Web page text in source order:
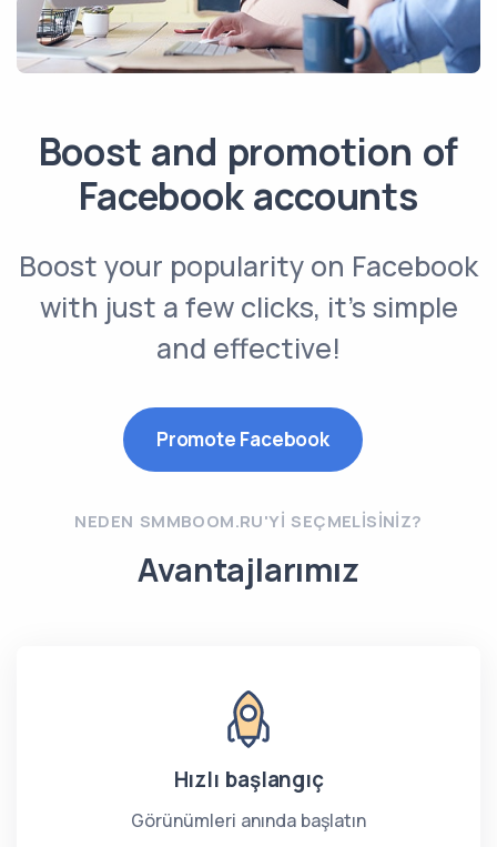
Boost and promotion of
Facebook accounts
Boost your popularity on Facebook
with just a few clicks, it’s simple
and effective!
Promote Facebook
NEDEN SMMBOOM.RU'YI SEÇMELISINIZ?
Avantajlarımız
Hızlı başlangıç
Görünümleri anında başlatın